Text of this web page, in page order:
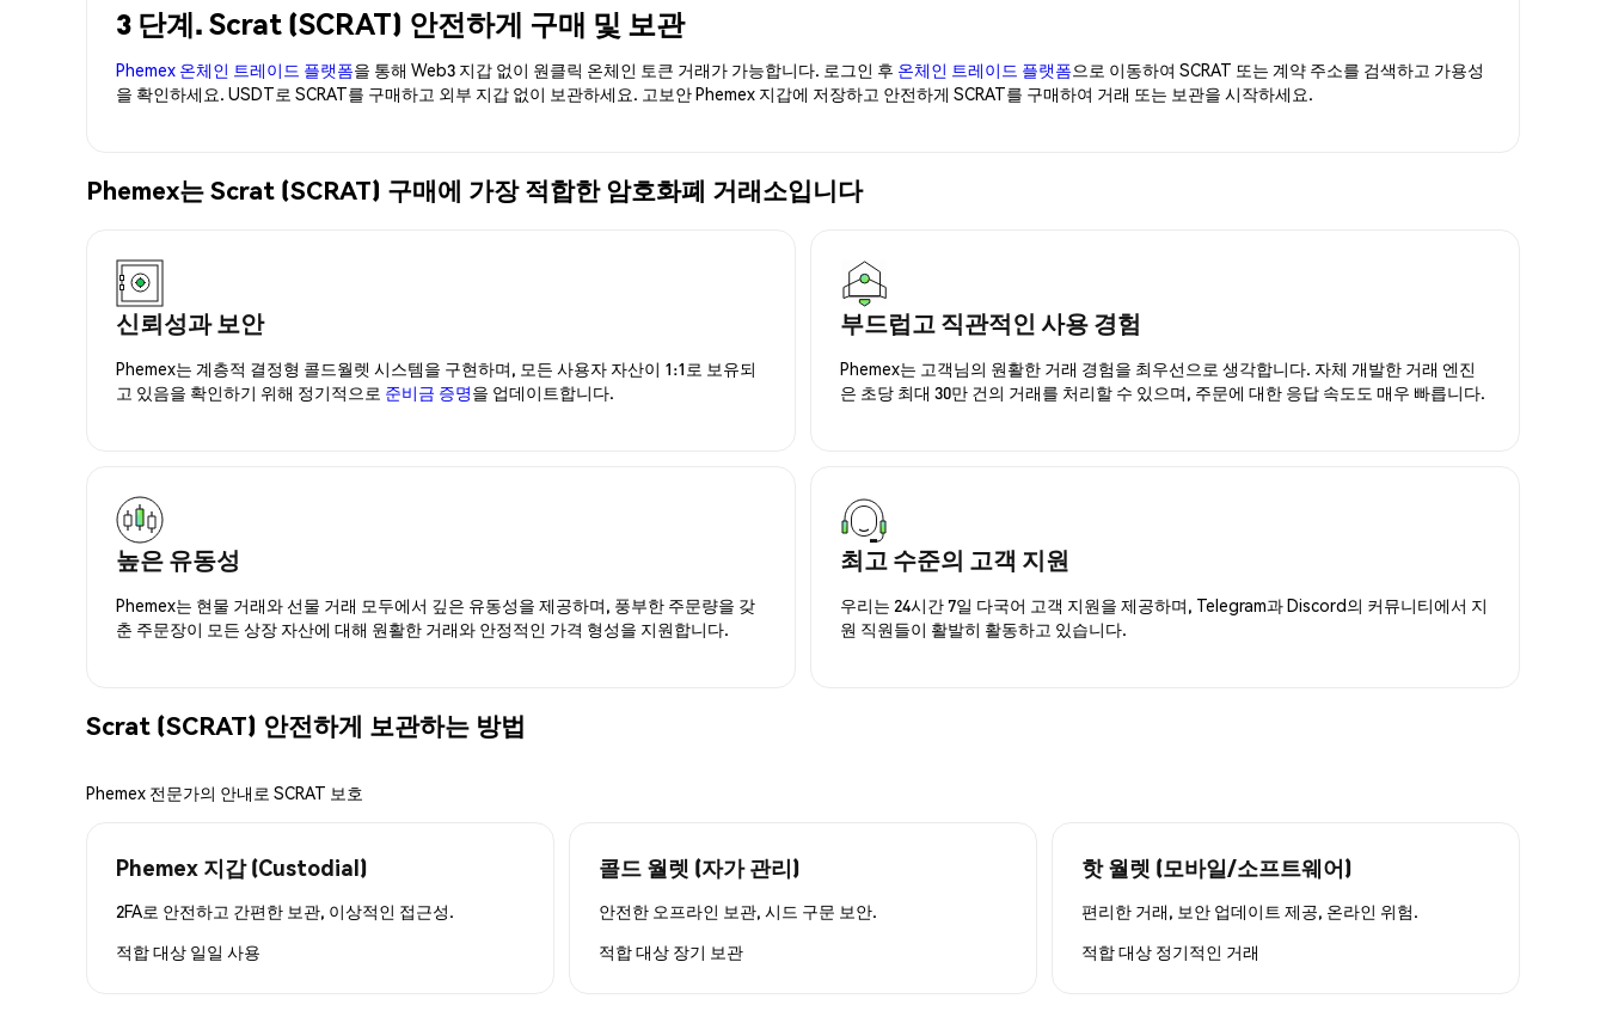
3 단계. Scrat (SCRAT) 안전하게 구매 및 보관
Phemex 온체인 트레이드 플랫폼을 통해 Web3 지갑 없이 원클릭 온체인 토큰 거래가 가능합니다. 로그인 후 온체인 트레이드 플랫폼으로 이동하여 SCRAT 또는 계약 주소를 검색하고 가용성
을 확인하세요. USDT로 SCRAT를 구매하고 외부 지갑 없이 보관하세요. 고보안 Phemex 지갑에 저장하고 안전하게 SCRAT를 구매하여 거래 또는 보관을 시작하세요.
Phemex는 Scrat (SCRAT) 구매에 가장 적합한 암호화폐 거래소입니다
신뢰성과 보안
Phemex는 계층적 결정형 콜드월렛 시스템을 구현하며, 모든 사용자 자산이 1:1로 보유되
고 있음을 확인하기 위해 정기적으로 준비금 증명을 업데이트합니다.
부드럽고 직관적인 사용 경험
Phemex는 고객님의 원활한 거래 경험을 최우선으로 생각합니다. 자체 개발한 거래 엔진
은 초당 최대 30만 건의 거래를 처리할 수 있으며, 주문에 대한 응답 속도도 매우 빠릅니다.
높은 유동성
Phemex는 현물 거래와 선물 거래 모두에서 깊은 유동성을 제공하며, 풍부한 주문량을 갖
춘 주문장이 모든 상장 자산에 대해 원활한 거래와 안정적인 가격 형성을 지원합니다.
최고 수준의 고객 지원
우리는 24시간 7일 다국어 고객 지원을 제공하며, Telegram과 Discord의 커뮤니티에서 지
원 직원들이 활발히 활동하고 있습니다.
Scrat (SCRAT) 안전하게 보관하는 방법
Phemex 전문가의 안내로 SCRAT 보호
Phemex 지갑 (Custodial)
2FA로 안전하고 간편한 보관, 이상적인 접근성.
적합 대상 일일 사용
콜드 월렛 (자가 관리)
안전한 오프라인 보관, 시드 구문 보안.
적합 대상 장기 보관
핫 월렛 (모바일/소프트웨어)
편리한 거래, 보안 업데이트 제공, 온라인 위험.
적합 대상 정기적인 거래